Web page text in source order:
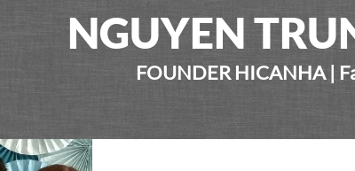
NGUYEN
FOUNDER HICANHA |